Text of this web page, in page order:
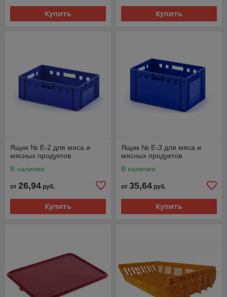
Купить Купить
Ящик № Е-2 для мяса и
мясных продуктов
В наличии
от 26,94 руб.
Купить
Ящик № Е-3 для мяса и
мясных продуктов
В наличии
от 35,64 руб.
Купить